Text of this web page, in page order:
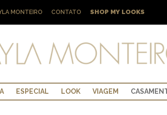
MONTEIRO CONTATO SHOP MY LOOKS
ESPECIAL LOOK VIAGEM